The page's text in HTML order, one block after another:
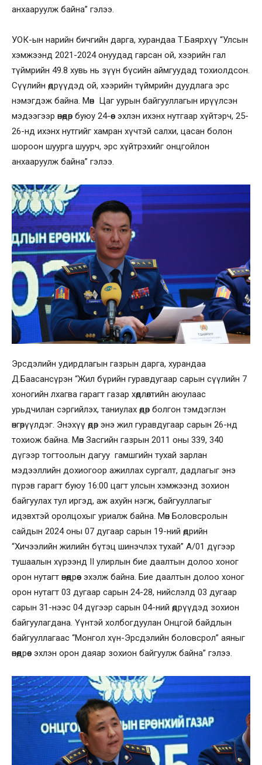
анхааруулж байна” гэлээ.
УОК-ын нарийн бичгийн дарга, хурандаа Т.Баярхүү “Улсын
хэмжээнд 2021-2024 онуудад гарсан ой, хээрийн гал
түймрийн 49.8 хувь нь зүүн бүсийн аймгуудад тохиолдсон.
Сүүлийн өдрүүдэд ой, хээрийн түймрийн дуудлага эрс
нэмэгдэж байна. Мөн Цаг уурын байгууллагын ирүүлсэн
мэдээгээр өнөөдөр буюу 24-өөс эхлэн ихэнх нутгаар хүйтэрч, 25-
26-нд ихэнх нутгийг хамран хүчтэй салхи, цасан болон
шороон шуурга шуурч, эрс хүйтрэхийг онцгойлон
анхааруулж байна” гэлээ.
Эрсдэлийн удирдлагын газрын дарга, хурандаа
Д.Баасансүрэн “Жил бүрийн гуравдугаар сарын сүүлийн 7
хоногийн лхагва гарагт газар хөдлөлтийн аюулаас
урьдчилан сэргийлэх, таниулах өдөр болгон тэмдэглэн
өнгөрүүлдэг. Энэхүү өдөр энэ жил гуравдугаар сарын 26-нд
тохиож байна. Мөн Засгийн газрын 2011 оны 339, 340
дүгээр тогтоолын дагуу гамшгийн тухай зарлан
мэдээллийн дохиогоор ажиллах сургалт, дадлагыг энэ
пүрэв гарагт буюу 16:00 цагт улсын хэмжээнд зохион
байгуулах тул иргэд, аж ахуйн нэгж, байгууллагыг
идэвхтэй оролцохыг уриалж байна. Мөн Боловсролын
сайдын 2024 оны 07 дугаар сарын 19-ний өдрийн
“Хичээлийн жилийн бүтэц шинэчлэх тухай” А/01 дүгээр
тушаалын хүрээнд II улирлын бие даалтын долоо хоног
орон нутагт өнөөдрөөс эхэлж байна. Бие даалтын долоо хоног
орон нутагт 03 дугаар сарын 24-28, нийслэлд 03 дугаар
сарын 31-нээс 04 дүгээр сарын 04-ний өдрүүдэд зохион
байгуулагдана. Үүнтэй холбогдуулан Онцгой байдлын
байгууллагаас “Монгол хүн-Эрсдэлийн боловсрол” аяныг
өнөөдрөөс эхлэн орон даяар зохион байгуулж байна” гэлээ.